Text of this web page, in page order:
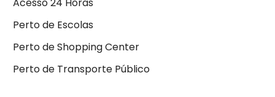
Acesso 24 Horas
Perto de Escolas
Perto de Shopping Center
Perto de Transporte Público